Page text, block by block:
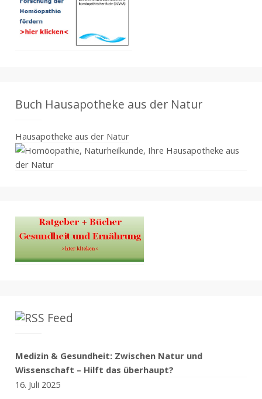
Buch Hausapotheke aus der Natur
Hausapotheke aus der Natur
Feed
Medizin & Gesundheit: Zwischen Natur und
Wissenschaft – Hilft das überhaupt?
16. Juli 2025